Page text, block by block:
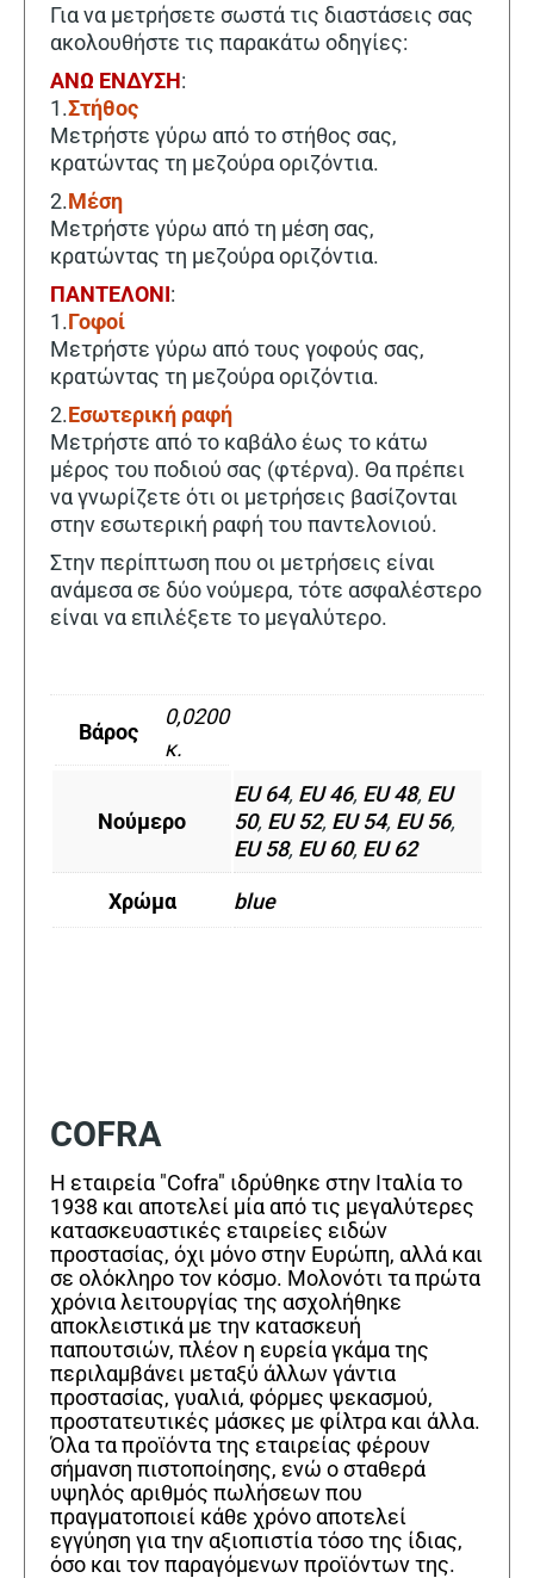
Για να μετρήσετε σωστά τις διαστάσεις σας
ακολουθήστε τις παρακάτω οδηγίες:
ΑΝΩ ΕΝΔΥΣΗ:
1.Στήθος
Μετρήστε γύρω από το στήθος σας,
κρατώντας τη μεζούρα οριζόντια.
2.Μέση
Μετρήστε γύρω από τη μέση σας,
κρατώντας τη μεζούρα οριζόντια.
ΠΑΝΤΕΛΟΝΙ:
1.Γοφοί
Μετρήστε γύρω από τους γοφούς σας,
κρατώντας τη μεζούρα οριζόντια.
2.Εσωτερική ραφή
Μετρήστε από το καβάλο έως το κάτω
μέρος του ποδιού σας (φτέρνα). Θα πρέπει
να γνωρίζετε ότι οι μετρήσεις βασίζονται
στην εσωτερική ραφή του παντελονιού.
Στην περίπτωση που οι μετρήσεις είναι
ανάμεσα σε δύο νούμερα, τότε ασφαλέστερο
είναι να επιλέξετε το μεγαλύτερο.
Βάρος
0,0200
κ.
Νούμερο
EU 64, EU 46, EU 48, EU
50, EU 52, EU 54, EU 56,
EU 58, EU 60, EU 62
Χρώμα blue
COFRA
Η εταιρεία "Cofra" ιδρύθηκε στην Ιταλία το
1938 και αποτελεί μία από τις μεγαλύτερες
κατασκευαστικές εταιρείες ειδών
προστασίας, όχι μόνο στην Ευρώπη, αλλά και
σε ολόκληρο τον κόσμο. Μολονότι τα πρώτα
χρόνια λειτουργίας της ασχολήθηκε
αποκλειστικά με την κατασκευή
παπουτσιών, πλέον η ευρεία γκάμα της
περιλαμβάνει μεταξύ άλλων γάντια
προστασίας, γυαλιά, φόρμες ψεκασμού,
προστατευτικές μάσκες με φίλτρα και άλλα.
Όλα τα προϊόντα της εταιρείας φέρουν
σήμανση πιστοποίησης, ενώ ο σταθερά
υψηλός αριθμός πωλήσεων που
πραγματοποιεί κάθε χρόνο αποτελεί
εγγύηση για την αξιοπιστία τόσο της ίδιας,
όσο και τον παραγόμενων προϊόντων της.